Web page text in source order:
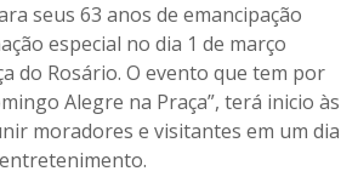
seus 63 anos de emancipação
especial no dia 1 de março
do Rosário. O evento que tem por
Alegre na Praça”, terá inicio às
moradores e visitantes em um dia